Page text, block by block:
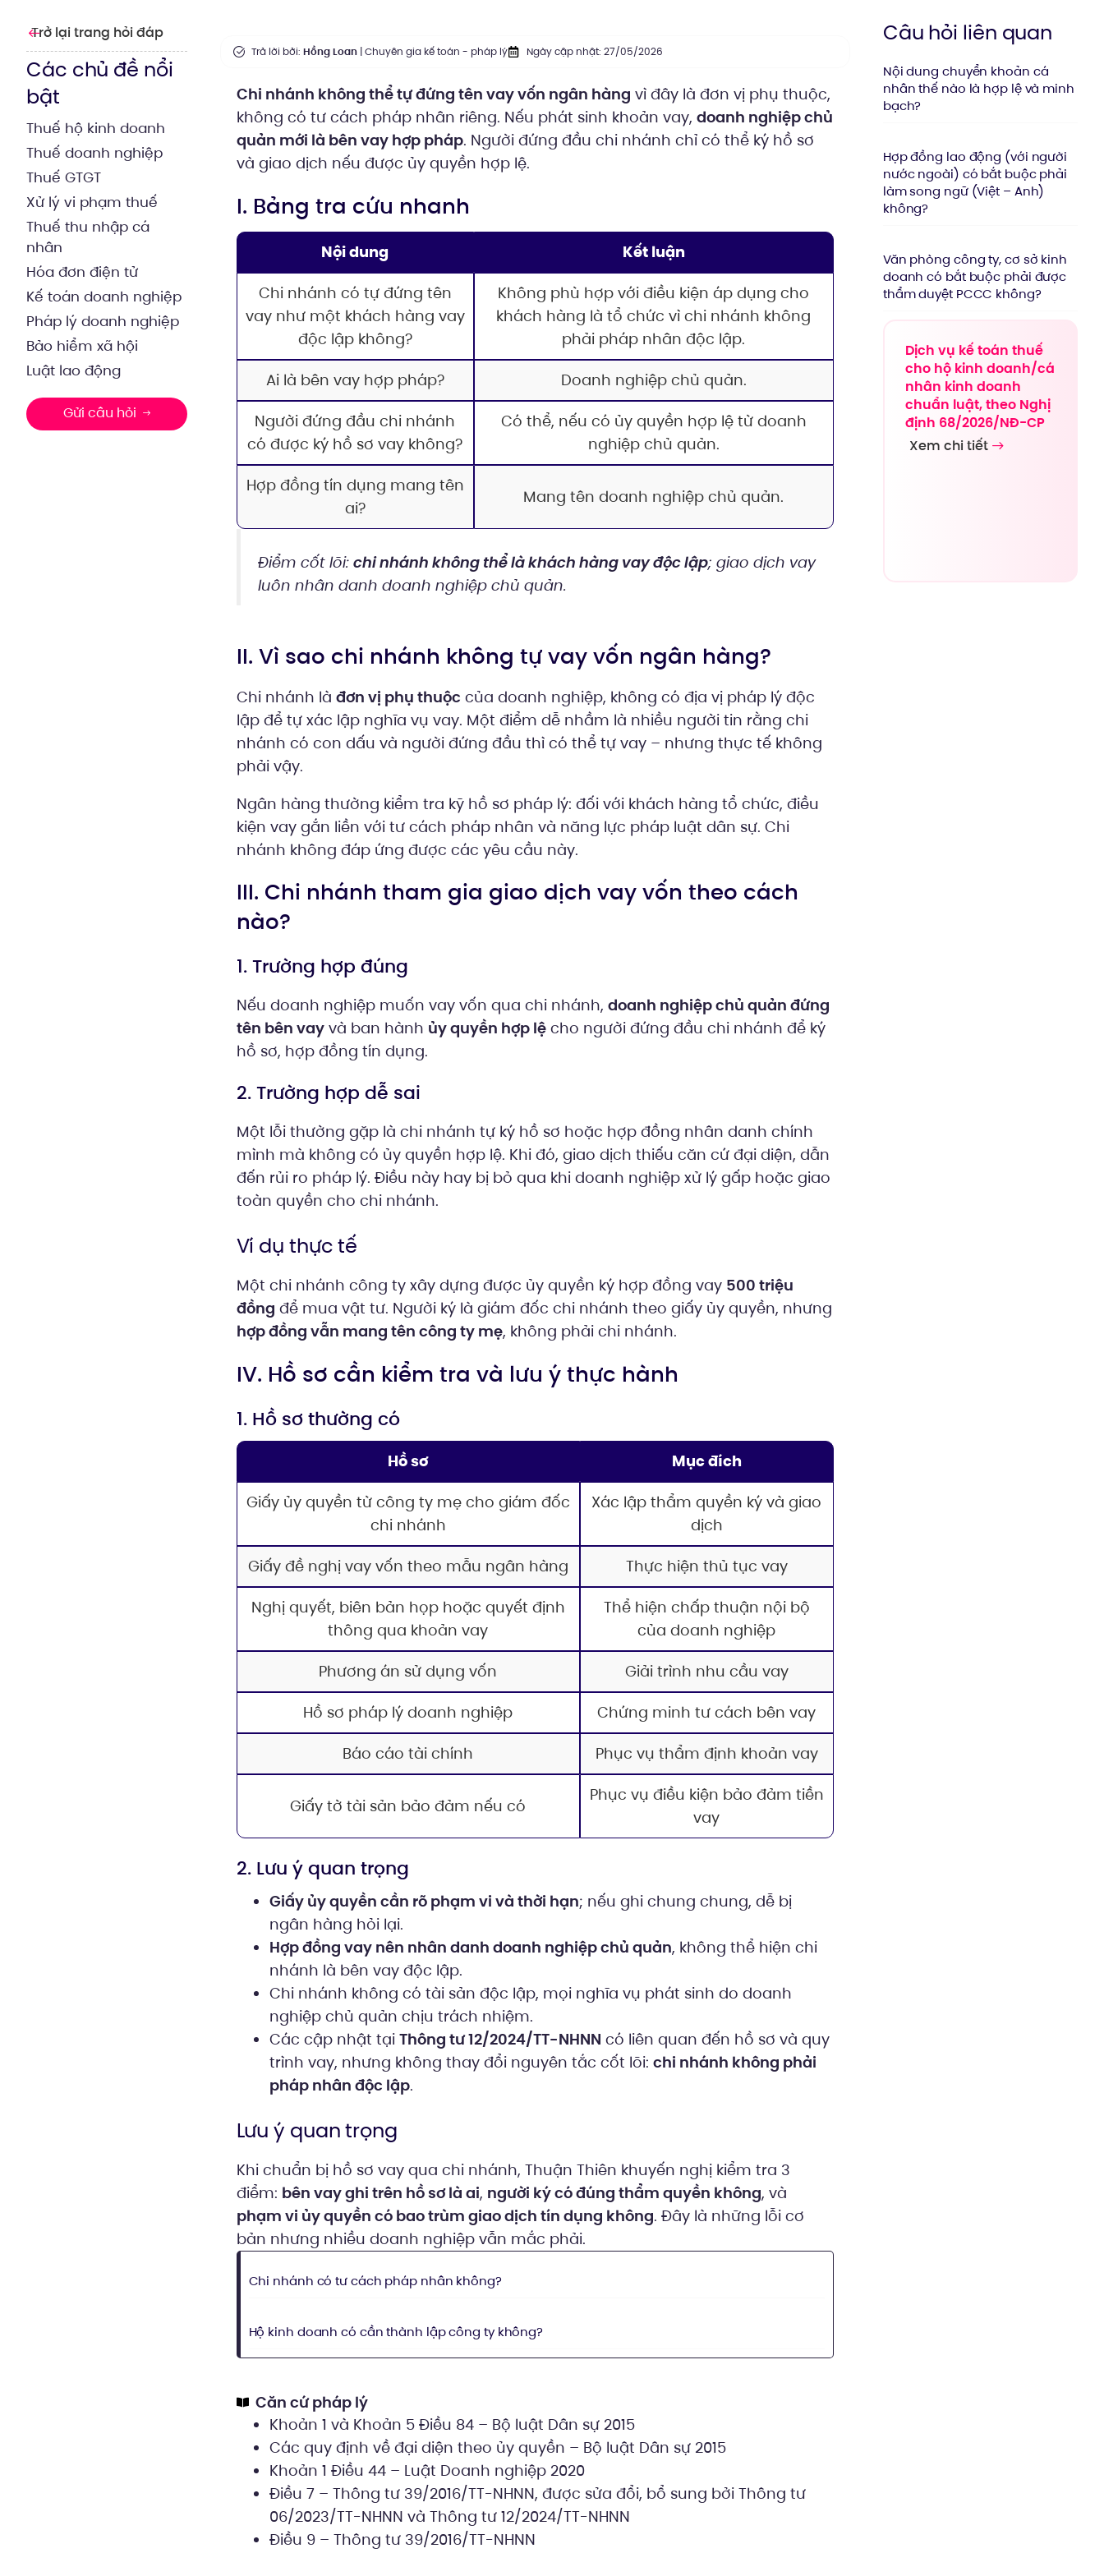
Trở lại trang hỏi đáp
Các chủ đề nổi
bật
Thuế hộ kinh doanh
Thuế doanh nghiệp
Thuế GTGT
Xử lý vi phạm thuế
Thuế thu nhập cá
nhân
Hóa đơn điện tử
Kế toán doanh nghiệp
Pháp lý doanh nghiệp
Bảo hiểm xã hội
Luật lao động
Gửi câu hỏi
Trả lời bởi:Hồng Loan | Chuyên gia kế toán - pháp lý Ngày cập nhật: 27/05/2026
Chi nhánh không thể tự đứng tên vay vốn ngân hàng vì đây là đơn vị phụ thuộc,
không có tư cách pháp nhân riêng. Nếu phát sinh khoản vay, doanh nghiệp chủ
quản mới là bên vay hợp pháp. Người đứng đầu chi nhánh chỉ có thể ký hồ sơ
và giao dịch nếu được ủy quyền hợp lệ.
I. Bảng tra cứu nhanh
Nội dung
Kết luận
Chi nhánh có tự đứng tên
vay như một khách hàng vay
độc lập không?
Không phù hợp với điều kiện áp dụng cho
khách hàng là tổ chức vì chi nhánh không
phải pháp nhân độc lập.
Ai là bên vay hợp pháp?
Doanh nghiệp chủ quản.
Người đứng đầu chi nhánh
có được ký hồ sơ vay không?
Có thể, nếu có ủy quyền hợp lệ từ doanh
nghiệp chủ quản.
Hợp đồng tín dụng mang tên
ai?
Mang tên doanh nghiệp chủ quản.
Điểm cốt lõi: chi nhánh không thể là khách hàng vay độc lập; giao dịch vay
luôn nhân danh doanh nghiệp chủ quản.
II. Vì sao chi nhánh không tự vay vốn ngân hàng?
Chi nhánh là đơn vị phụ thuộc của doanh nghiệp, không có địa vị pháp lý độc
lập để tự xác lập nghĩa vụ vay. Một điểm dễ nhầm là nhiều người tin rằng chi
nhánh có con dấu và người đứng đầu thì có thể tự vay – nhưng thực tế không
phải vậy.
Ngân hàng thường kiểm tra kỹ hồ sơ pháp lý: đối với khách hàng tổ chức, điều
kiện vay gắn liền với tư cách pháp nhân và năng lực pháp luật dân sự. Chi
nhánh không đáp ứng được các yêu cầu này.
III. Chi nhánh tham gia giao dịch vay vốn theo cách
nào?
1. Trường hợp đúng
Nếu doanh nghiệp muốn vay vốn qua chi nhánh, doanh nghiệp chủ quản đứng
tên bên vayvà ban hành ủy quyền hợp lệcho người đứng đầu chi nhánh để ký
hồ sơ, hợp đồng tín dụng.
2. Trường hợp dễ sai
Một lỗi thường gặp là chi nhánh tự ký hồ sơ hoặc hợp đồng nhân danh chính
mình mà không có ủy quyền hợp lệ. Khi đó, giao dịch thiếu căn cứ đại diện, dẫn
đến rủi ro pháp lý. Điều này hay bị bỏ qua khi doanh nghiệp xử lý gấp hoặc giao
toàn quyền cho chi nhánh.
Ví dụ thực tế
Một chi nhánh công ty xây dựng được ủy quyền ký hợp đồng vay 500 triệu
đồng để mua vật tư. Người ký là giám đốc chi nhánh theo giấy ủy quyền, nhưng
hợp đồng vẫn mang tên công ty mẹ, không phải chi nhánh.
IV. Hồ sơ cần kiểm tra và lưu ý thực hành
1. Hồ sơ thường có
Hồ sơ
Mục đích
Giấy ủy quyền từ công ty mẹ cho giám đốc
chi nhánh
Xác lập thẩm quyền ký và giao
dịch
Giấy đề nghị vay vốn theo mẫu ngân hàng
Thực hiện thủ tục vay
Nghị quyết, biên bản họp hoặc quyết định
thông qua khoản vay
Thể hiện chấp thuận nội bộ
của doanh nghiệp
Phương án sử dụng vốn
Giải trình nhu cầu vay
Hồ sơ pháp lý doanh nghiệp
Chứng minh tư cách bên vay
Báo cáo tài chính
Phục vụ thẩm định khoản vay
Giấy tờ tài sản bảo đảm nếu có
Phục vụ điều kiện bảo đảm tiền
vay
2. Lưu ý quan trọng
Giấy ủy quyền cần rõ phạm vi và thời hạn; nếu ghi chung chung, dễ bị
ngân hàng hỏi lại.
Hợp đồng vay nên nhân danh doanh nghiệp chủ quản, không thể hiện chi
nhánh là bên vay độc lập.
Chi nhánh không có tài sản độc lập, mọi nghĩa vụ phát sinh do doanh
nghiệp chủ quản chịu trách nhiệm.
Các cập nhật tại Thông tư 12/2024/TT-NHNN có liên quan đến hồ sơ và quy
trình vay, nhưng không thay đổi nguyên tắc cốt lõi: chi nhánh không phải
pháp nhân độc lập.
Lưu ý quan trọng
Khi chuẩn bị hồ sơ vay qua chi nhánh, Thuận Thiên khuyến nghị kiểm tra 3
điểm: bên vay ghi trên hồ sơ là ai, người ký có đúng thẩm quyền không, và
phạm vi ủy quyền có bao trùm giao dịch tín dụng không. Đây là những lỗi cơ
bản nhưng nhiều doanh nghiệp vẫn mắc phải.
Chi nhánh có tư cách pháp nhân không?
Hộ kinh doanh có cần thành lập công ty không?
Căn cứ pháp lý
Khoản 1 và Khoản 5 Điều 84 – Bộ luật Dân sự 2015
Các quy định về đại diện theo ủy quyền – Bộ luật Dân sự 2015
Khoản 1 Điều 44 – Luật Doanh nghiệp 2020
Điều 7 – Thông tư 39/2016/TT-NHNN, được sửa đổi, bổ sung bởi Thông tư
06/2023/TT-NHNN và Thông tư 12/2024/TT-NHNN
Điều 9 – Thông tư 39/2016/TT-NHNN
Câu hỏi liên quan
Nội dung chuyển khoản cá
nhân thế nào là hợp lệ và minh
bạch?
Hợp đồng lao động (với người
nước ngoài) có bắt buộc phải
làm song ngữ (Việt – Anh)
không?
Văn phòng công ty, cơ sở kinh
doanh có bắt buộc phải được
thẩm duyệt PCCC không?
Dịch vụ kế toán thuế
cho hộ kinh doanh/cá
nhân kinh doanh
chuẩn luật, theo Nghị
định 68/2026/NĐ-CP
Xem chi tiết